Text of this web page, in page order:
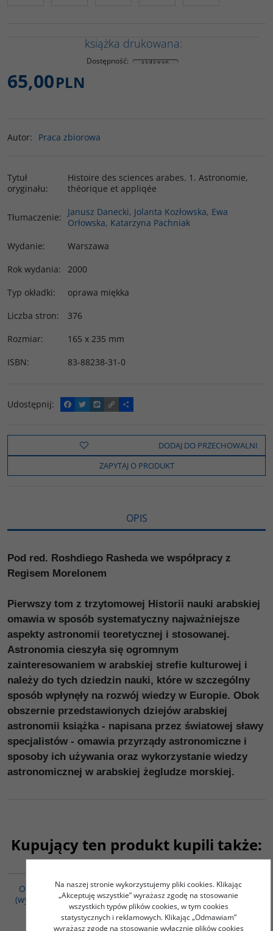
książka drukowana:
Dostępność:
65,00PLN
Autor: Praca zbiorowa
Tytuł
oryginału:
Histoire des sciences arabes. 1. Astronomie,
théorique et appliqée
Tłumaczenie:
Janusz Danecki, Jolanta Kozłowska, Ewa
Orłowska, Katarzyna Pachniak
Wydanie:
Warszawa
Rok wydania:
2000
Typ okładki:
oprawa miękka
Liczba stron:
376
Rozmiar:
165 x 235 mm
ISBN: 83-88238-31-0
Udostępnij:
F
a
e
o
k
T
w
t
t
e
W
y
o
C
o
y
i
n
k
P
o
z
e
l
s
DODAJ DO PRZECHOWALNI
ZAPYTAJ O PRODUKT
OPIS
Pod red. Roshdiego Rasheda we współpracy z
Regisem Morelonem
Pierwszy tom z trzytomowej Historii nauki arabskiej
omawia w sposób systematyczny najważniejsze
aspekty astronomii teoretycznej i stosowanej.
Astronomia cieszyła się ogromnym
zainteresowaniem w arabskiej strefie kulturowej i
należy do tych dziedzin nauki, które w szczególny
sposób wpłynęły na rozwój wiedzy w Europie. Obok
obszernie przedstawionych dziejów arabskiej
astronomii książka - napisana przez światowej sławy
specjalistów - omawia przyrządy astronomiczne i
sposoby ich używania oraz wykorzystanie wiedzy
astronomicznej w arabskiej żegludze morskiej.
Kupujący ten produkt kupili także:
Opowiastki z Zaświatów
(wydanie chińsko-polskie)
Praca zbiorowa
FILOZOFIA I DZIEJE
ISLAMU - 3 książki -
Historia filozofii
muzułmańskiej / Ismailici.
Na naszej stronie wykorzystujemy pliki cookies. Klikając
„Akceptuję wszystkie” wyrażasz zgodę na stosowanie
wszystkich typów plików cookies, w tym cookies
statystycznych i reklamowych. Klikając „Odmawiam”
wyrażasz zgodę na stosowanie wyłącznie plików cookies